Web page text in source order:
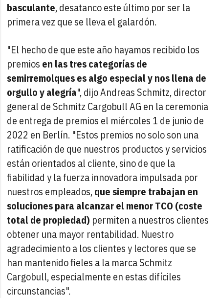
basculante, desatanco este último por ser la
primera vez que se lleva el galardón.
"El hecho de que este año hayamos recibido los
premios en las tres categorías de
semirremolques es algo especial y nos llena de
orgullo y alegría", dijo Andreas Schmitz, director
general de Schmitz Cargobull AG en la ceremonia
de entrega de premios el miércoles 1 de junio de
2022 en Berlín. "Estos premios no solo son una
ratificación de que nuestros productos y servicios
están orientados al cliente, sino de que la
fiabilidad y la fuerza innovadora impulsada por
nuestros empleados,que siempre trabajan en
soluciones para alcanzar el menor TCO (coste
total de propiedad) permiten a nuestros clientes
obtener una mayor rentabilidad. Nuestro
agradecimiento a los clientes y lectores que se
han mantenido fieles a la marca Schmitz
Cargobull, especialmente en estas difíciles
circunstancias".